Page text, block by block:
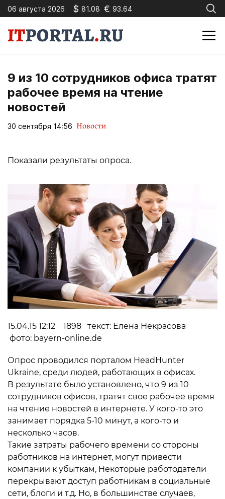
06 августа 2026 $ 81.08 € 93.64
9 из 10 сотрудников офиса тратят
рабочее время на чтение
новостей
30 сентября 14:56 Новости
Показали результаты опроса.
15.04.15 12:12 1898 текст: Елена Некрасова
фото: bayern-online.de
Опрос проводился порталом HeadHunter
Ukraine, среди людей, работающих в офисах.
В результате было установлено, что 9 из 10
сотрудников офисов, тратят свое рабочее время
на чтение новостей в интернете. У кого-то это
занимает порядка 5-10 минут, а кого-то и
несколько часов.
Такие затраты рабочего времени со стороны
работников на интернет, могут привести
компании к убыткам, Некоторые работодатели
перекрывают доступ работникам в социальные
сети, блоги и т.д. Но, в большинстве случаев,